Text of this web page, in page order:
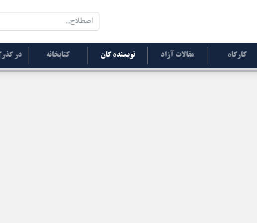
کارگاه مقالات آزاد نویسنده گان کتابخانه در